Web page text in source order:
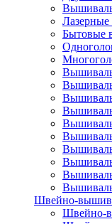
Лазерные
Бытовые
Швейно-
Швейно-